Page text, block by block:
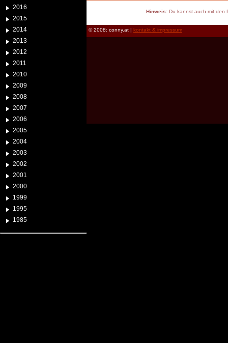
2016
2015
2014
2013
2012
2011
2010
2009
2008
2007
2006
2005
2004
2003
2002
2001
2000
1999
1995
1985
Hinweis:Du kannst auch mit den
© 2008: conny.at | kontakt & impressum